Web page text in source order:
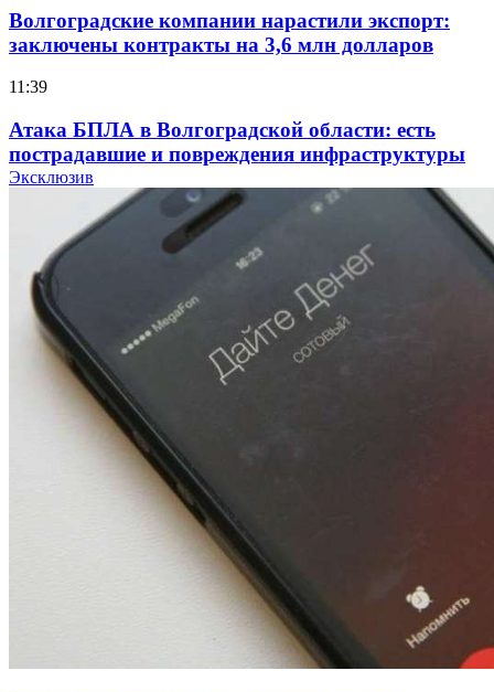
Волгоградские компании нарастили экспорт:
заключены контракты на 3,6 млн долларов
11:39
Атака БПЛА в Волгоградской области: есть
пострадавшие и повреждения инфраструктуры
Волгоградские вузы в топе зарплатного
рейтинга: ВолгГТУ и ВолгГМУ вошли в топ‑15
для химической отрасли и фармацевтики
18:39
В Красноармейском районе Волгограда стартует
конкурс на ремонт моста через Волго‑Донской
судоходный канал
Фестиваль #ТриЧетыре в Волгограде пройдёт
11–13 сентября в рамках Года единства народов
Эксклюзив